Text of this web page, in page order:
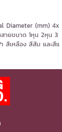
Diameter (mm) 4x
สายขนาด 1หุน 2หุน 3
สีเหลือง สีส้ม และสีแ